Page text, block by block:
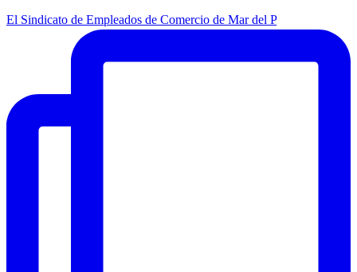
El Sindicato de Empleados de Comercio de Mar del P